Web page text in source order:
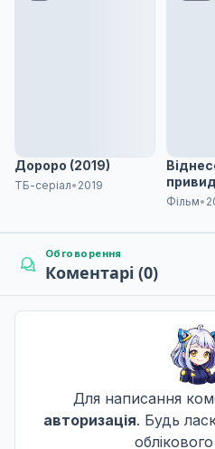
Дороро (2019)
ТБ-серіал• 2019
Фільм•
Обговорення
Коментарі (0)
Для написання
авторизація. Будь